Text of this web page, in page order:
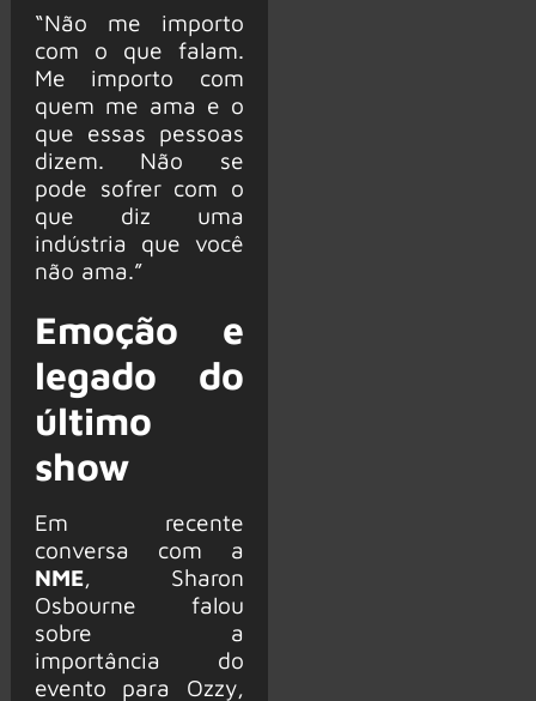
“Não me importo
com o que falam.
Me importo com
quem me ama e o
que essas pessoas
dizem. Não se
pode sofrer com o
que diz uma
indústria que você
não ama.”
Emoção e
legado do
último
show
Em recente
conversa com a
NME, Sharon
Osbourne falou
sobre a
importância do
evento para Ozzy,